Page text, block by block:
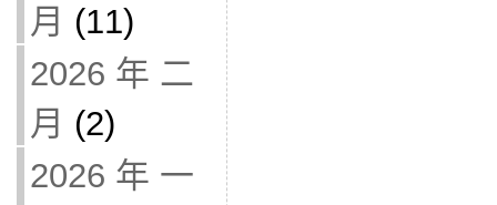
月 (11)
2026 年 二
月 (2)
2026 年 一